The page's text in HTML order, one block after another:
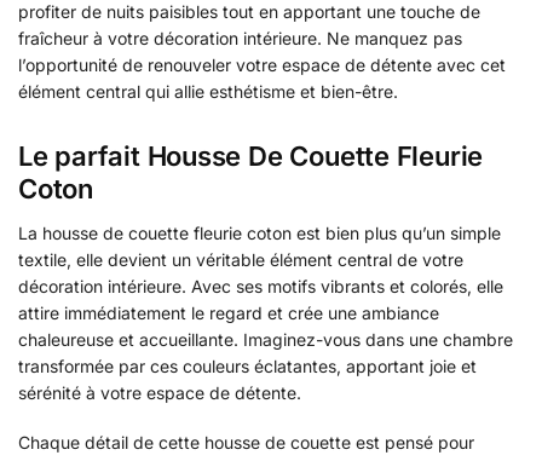
profiter de nuits paisibles tout en apportant une touche de
fraîcheur à votre décoration intérieure. Ne manquez pas
l’opportunité de renouveler votre espace de détente avec cet
élément central qui allie esthétisme et bien-être.
Le parfait Housse De Couette Fleurie
Coton
La housse de couette fleurie coton est bien plus qu’un simple
textile, elle devient un véritable élément central de votre
décoration intérieure. Avec ses motifs vibrants et colorés, elle
attire immédiatement le regard et crée une ambiance
chaleureuse et accueillante. Imaginez-vous dans une chambre
transformée par ces couleurs éclatantes, apportant joie et
sérénité à votre espace de détente.
Chaque détail de cette housse de couette est pensé pour